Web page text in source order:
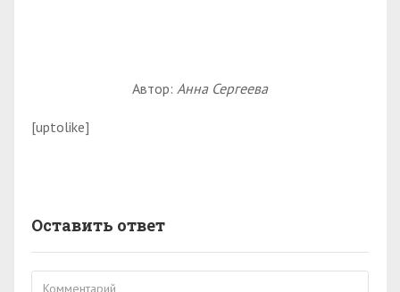
Автор: Анна Сергеева
[uptolike]
Оставить ответ